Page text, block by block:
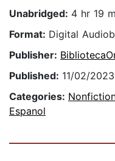
Unabridged: 4 hr 19
Format: Digital
Publisher:
Published: 11/02/2023
Categories:
Espanol